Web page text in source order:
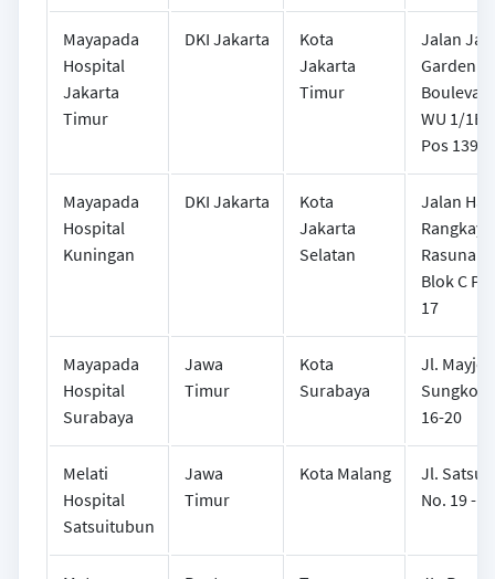
Mayapada
Hospital
Jakarta
Timur
DKI Jakarta
Kota
Jakarta
Timur
Jalan
Garden
WU 1/1B
Pos 13910
Mayapada
Hospital
Kuningan
DKI Jakarta
Kota
Jakarta
Selatan
Jalan Haji
Rangkayo
Rasuna
Blok C
17
Mayapada
Hospital
Surabaya
Jawa
Timur
Kota
Surabaya
Jl.
16-20
Melati
Hospital
Satsuitubun
Jawa
Timur
Kota Malang
Jl. Satsui
No. 19 -